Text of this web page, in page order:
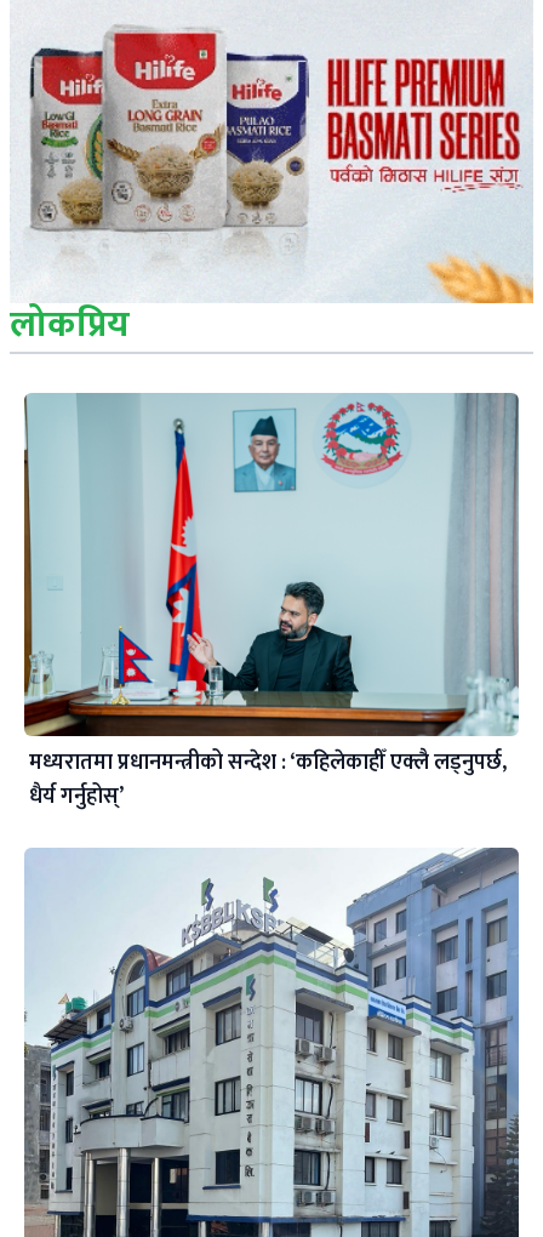
लोकप्रिय
मध्यरातमा प्रधानमन्त्रीको सन्देश : ‘कहिलेकाहीँ एक्लै लड्नुपर्छ,
धैर्य गर्नुहोस्’